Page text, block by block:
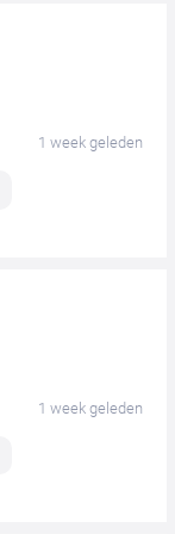
1 week geleden
1 week geleden